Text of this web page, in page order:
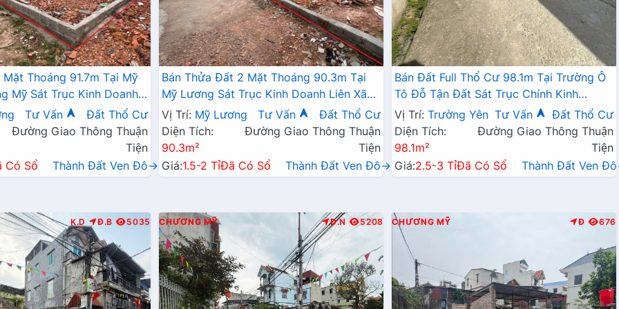
Thoáng 91.7m Tại Mỹ
Mỹ Sát Trục Kinh Doanh -
Lương Chương Mỹ
Tư Vấn
Đất Thổ Cư
Đường Giao Thông Thuận
Tiện
Có Sổ Thành Đất Ven Đô→
Bán Thửa Đất 2 Mặt Thoáng 90.3m Tại
Mỹ Lương Sát Trục Kinh Doanh Liên Xã
Giá Chỉ Hơn Tỷ
Vị Trí: Mỹ Lương Tư Vấn
Đất Thổ Cư
Diện Tích:
90.3m²
Đường Giao Thông Thuận
Tiện
Giá:1.5-2 TỉĐã Có Sổ Thành Đất Ven Đô→
Bán Đất Full Thổ Cư 98.1m Tại Trường Ô
Tô Đỗ Tận Đất Sát Trục Chính Kinh
Doanh Giá Chỉ Hơn 2 Tỷ
Vị Trí: Trường Yên Tư Vấn
Đất Thổ Cư
Diện Tích:
98.1m²
Đường Giao Thông Thuận
Tiện
Giá:2.5-3 TỉĐã Có Sổ Thành Đất Ven
K.D Đ.B 5035 CHƯƠNG MỸ Đ.N 5208 CHƯƠNG MỸ Đ 676